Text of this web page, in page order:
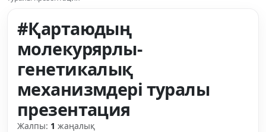
#Қартаюдың
молекурярлы-
генетикалық
механизмдері туралы
презентация
Жалпы: 1 жаңалық